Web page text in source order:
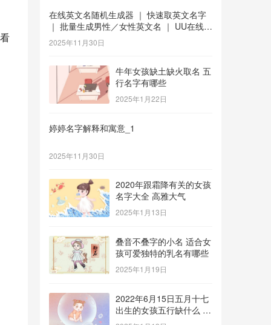
在线英文名随机生成器 ｜ 快速取英文名字
｜ 批量生成男性／女性英文名 ｜ UU在线工
具 _1
2025年11月30日
牛年女孩缺土缺火取名 五
行名字有哪些
2025年1月22日
婷婷名字解释和寓意_1
2025年11月30日
2020年跟霜降有关的女孩
名字大全 高雅大气
2025年1月13日
叠音不叠字的小名 适合女
孩可爱独特的乳名有哪些
2025年1月19日
2022年6月15日五月十七
出生的女孩五行缺什么 补
金的名字推荐